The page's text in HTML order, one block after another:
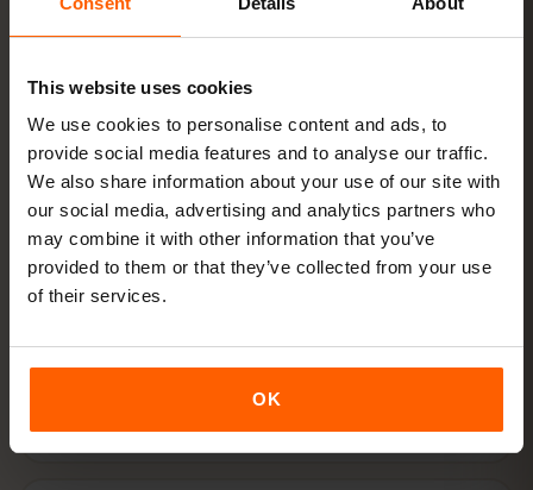
This website uses cookies
We use cookies to personalise content and ads, to
provide social media features and to analyse our traffic.
We also share information about your use of our site with
our social media, advertising and analytics partners who
may combine it with other information that you’ve
provided to them or that they’ve collected from your use
of their services.
OK
設定はわずか2分：iPhone設定 → モバイル通信 → eSIMを追
加、Androidネットワークとインターネット → SIM。プラン
の有効期間はご購入時ではなく、初回利用時から始まりま
す。